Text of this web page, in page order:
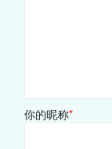
你的昵称*